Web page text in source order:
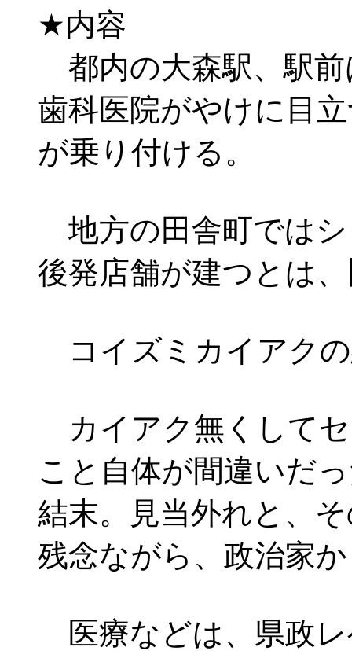
★内容
都内の大森駅、駅
歯科医院がやけに目
が乗り付ける。
地方の田舎町ではシ
後発店舗が建つとは
コイズミカイアク
カイアク無くして
こと自体が間違いだ
結末。見当外れと、
残念ながら、政治家
医療などは、県政